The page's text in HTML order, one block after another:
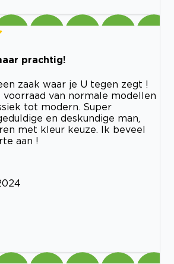
prachtig!
zaak waar je U tegen zegt !
van normale modellen
tot modern. Super
en deskundige man,
met kleur keuze. Ik beveel
aan !